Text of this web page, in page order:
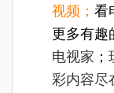
视频 ； 看
更多有趣
电视家 ；
彩内容尽